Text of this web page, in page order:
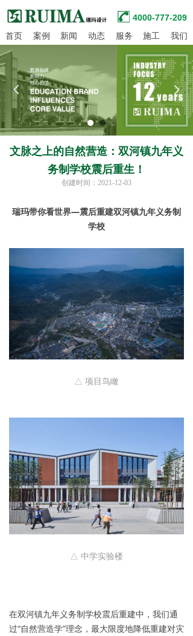
首页 案例 新闻 动态 服务 施工 我们
4000-777-209
文脉之上的自然营造：双河镇九年义
务制学校震后重生！
넳 넲
瑞玛带你看世界—震后重建双河镇九年义务制
学校
△ 项目鸟瞰
△ 中学实验楼
在双河镇九年义务制学校震后重建中，我们通
过“自然营造学”理念，最大限度地降低重建对灾
创建时间： 2021-12-03